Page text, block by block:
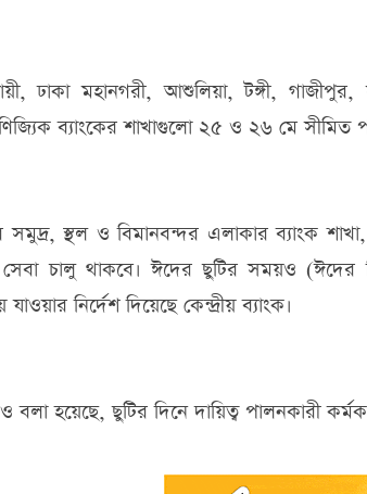
ঢাকা মহানগরী, আশুলিয়া, টঙ্গী,
ব্যাংকের শাখাগুলো ২৫ ও ২৬ মে সীমিত
সমুদ্র, স্থল ও বিমানবন্দর এলাকার ব্যাংক
চালু থাকবে। ঈদের ছুটির সময়ও (ঈদের
যাওয়ার নির্দেশ দিয়েছে কেন্দ্রীয় ব্যাংক।
বলা হয়েছে, ছুটির দিনে দায়িত্ব পালনকারী